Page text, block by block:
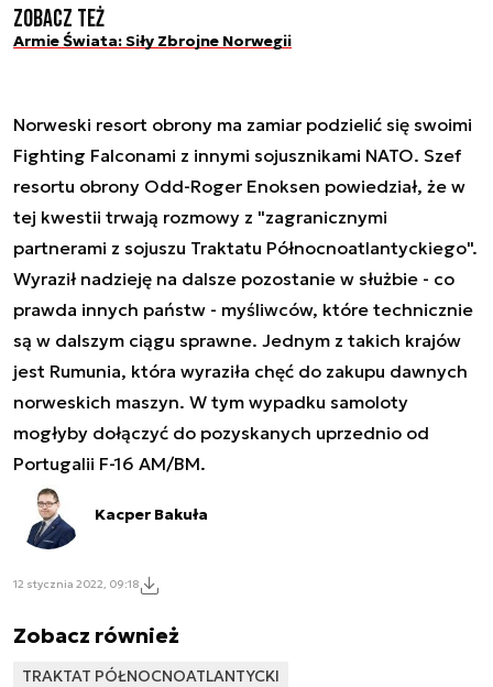
Zobacz też
Armie Świata: Siły Zbrojne Norwegii
Norweski resort obrony ma zamiar podzielić się swoimi
Fighting Falconami z innymi sojusznikami NATO. Szef
resortu obrony Odd-Roger Enoksen powiedział, że w
tej kwestii trwają rozmowy z "zagranicznymi
partnerami z sojuszu Traktatu Północnoatlantyckiego".
Wyraził nadzieję na dalsze pozostanie w służbie - co
prawda innych państw - myśliwców, które technicznie
są w dalszym ciągu sprawne. Jednym z takich krajów
jest Rumunia, która wyraziła chęć do zakupu dawnych
norweskich maszyn. W tym wypadku samoloty
mogłyby dołączyć do pozyskanych uprzednio od
Portugalii F-16 AM/BM.
Kacper Bakuła
12 stycznia 2022, 09:18
Zobacz również
TRAKTAT PÓŁNOCNOATLANTYCKI